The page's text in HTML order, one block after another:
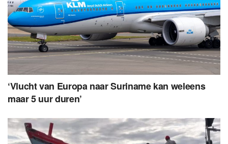
‘Vlucht van Europa naar Suriname kan weleens
maar 5 uur duren’